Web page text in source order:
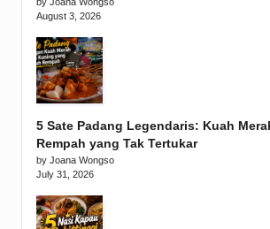
August 3, 2026
5 Sate Padang Legendaris: Kuah
Rempah yang Tak Tertukar
by Joana Wongso
July 31, 2026